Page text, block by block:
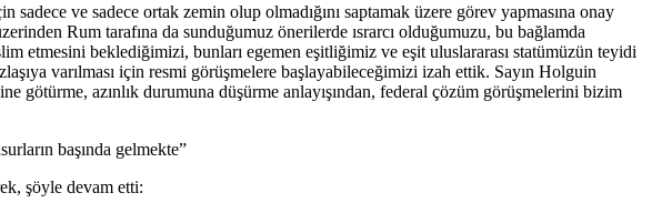
ve sadece ortak zemin olup olmadığını saptamak üzere görev yapmasına onay
Rum tarafına da sunduğumuz önerilerde ısrarcı olduğumuzu, bu bağlamda
etmesini beklediğimizi, bunları egemen eşitliğimiz ve eşit uluslararası statümüzün teyidi
varılması için resmi görüşmelere başlayabileceğimizi izah ettik. Sayın Holguin
azınlık durumuna düşürme anlayışından, federal çözüm görüşmelerini bizim
başında gelmekte”
şöyle devam etti: